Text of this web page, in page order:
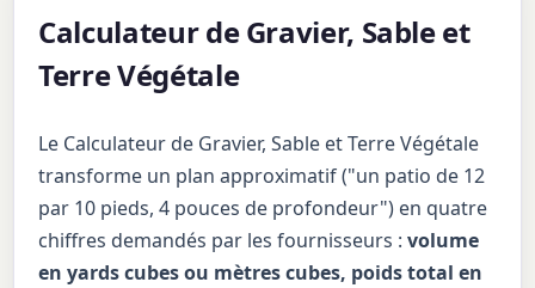
Calculateur de Gravier, Sable et
Terre Végétale
Le Calculateur de Gravier, Sable et Terre Végétale
transforme un plan approximatif ("un patio de 12
par 10 pieds, 4 pouces de profondeur") en quatre
chiffres demandés par les fournisseurs :volume
en yards cubes ou mètres cubes, poids total en